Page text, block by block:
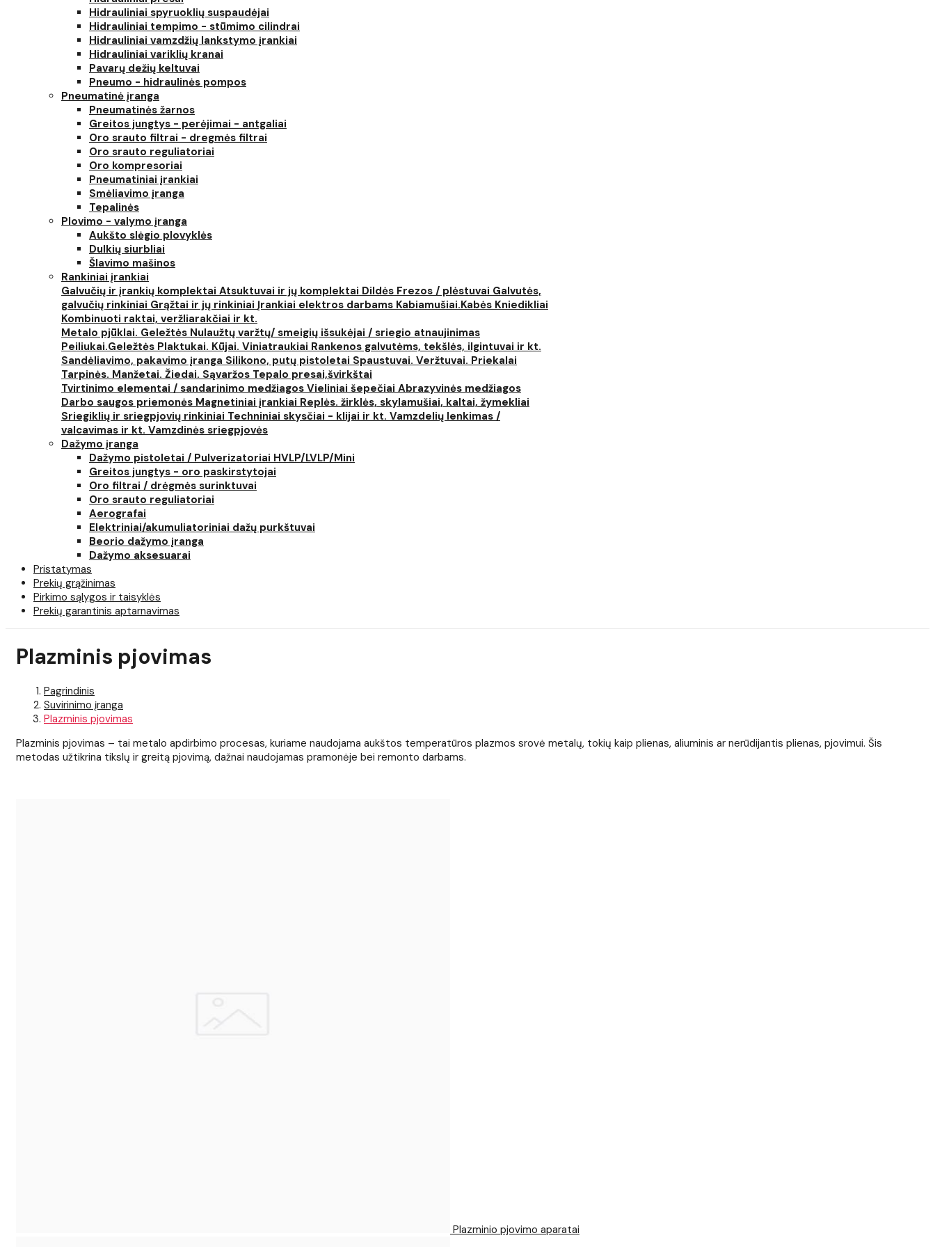
Hidrauliniai spyruoklių suspaudėjai
Hidrauliniai tempimo - stūmimo cilindrai
Hidrauliniai vamzdžių lankstymo įrankiai
Hidrauliniai variklių kranai
Pavarų dežių keltuvai
Pneumo - hidraulinės pompos
Pneumatinė įranga
Pneumatinės žarnos
Greitos jungtys - perėjimai - antgaliai
Oro srauto filtrai - dregmės filtrai
Oro srauto reguliatoriai
Oro kompresoriai
Pneumatiniai įrankiai
Smėliavimo įranga
Tepalinės
Plovimo - valymo įranga
Aukšto slėgio plovyklės
Dulkių siurbliai
Šlavimo mašinos
Rankiniai įrankiai
Galvučių ir įrankių komplektai Atsuktuvai ir jų komplektai Dildės Frezos / plėstuvai Galvutės,
galvučių rinkiniai Grąžtai ir jų rinkiniai Įrankiai elektros darbams Kabiamušiai.Kabės Kniedikliai
Kombinuoti raktai, veržliarakčiai ir kt.
Metalo pjūklai. Geležtės Nulaužtų varžtų/ smeigių išsukėjai / sriegio atnaujinimas
Peiliukai.Geležtės Plaktukai. Kūjai. Viniatraukiai Rankenos galvutėms, tekšlės, ilgintuvai ir kt.
Sandėliavimo, pakavimo įranga Silikono, putų pistoletai Spaustuvai. Veržtuvai. Priekalai
Tarpinės. Manžetai. Žiedai. Sąvaržos Tepalo presai,švirkštai
Tvirtinimo elementai / sandarinimo medžiagos Vieliniai šepečiai Abrazyvinės medžiagos
Darbo saugos priemonės Magnetiniai įrankiai Replės. žirklės, skylamušiai, kaltai, žymekliai
Sriegiklių ir sriegpjovių rinkiniai Techniniai skysčiai - klijai ir kt. Vamzdelių lenkimas /
valcavimas ir kt. Vamzdinės sriegpjovės
Dažymo įranga
Dažymo pistoletai / Pulverizatoriai HVLP/LVLP/Mini
Greitos jungtys - oro paskirstytojai
Oro filtrai / drėgmės surinktuvai
Oro srauto reguliatoriai
Aerografai
Elektriniai/akumuliatoriniai dažų purkštuvai
Beorio dažymo įranga
Dažymo aksesuarai
Pristatymas
Prekių grąžinimas
Pirkimo sąlygos ir taisyklės
Prekių garantinis aptarnavimas
Plazminis pjovimas
Pagrindinis
Suvirinimo įranga
Plazminis pjovimas
Plazminis pjovimas – tai metalo apdirbimo procesas, kuriame naudojama aukštos temperatūros plazmos srovė metalų, tokių kaip plienas, aliuminis ar nerūdijantis plienas, pjovimui. Šis
metodas užtikrina tikslų ir greitą pjovimą, dažnai naudojamas pramonėje bei remonto darbams.
Plazminio pjovimo aparatai